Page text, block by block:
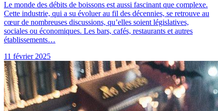
Le monde des débits de boissons est aussi fascinant que complexe.
Cette industrie, qui a su évoluer au fil des décennies, se retrouve au
cœur de nombreuses discussions, qu’elles soient législatives,
sociales ou économiques. Les bars, cafés, restaurants et autres
établissements…
11 février 2025